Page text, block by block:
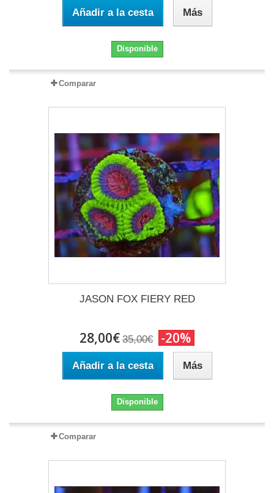
Añadir a la cesta Más
Disponible
Comparar
JASON FOX FIERY RED
28,00€ 35,00€ -20%
Añadir a la cesta Más
Disponible
Comparar